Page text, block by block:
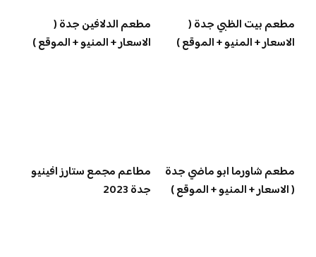
مطعم بيت الظبي جدة (
الاسعار + المنيو + الموقع )
مطعم الدلافين جدة (
الاسعار + المنيو + الموقع )
مطعم شاورما ابو ماضي جدة
( الاسعار + المنيو + الموقع )
مطاعم مجمع ستارز افينيو
جدة 2023